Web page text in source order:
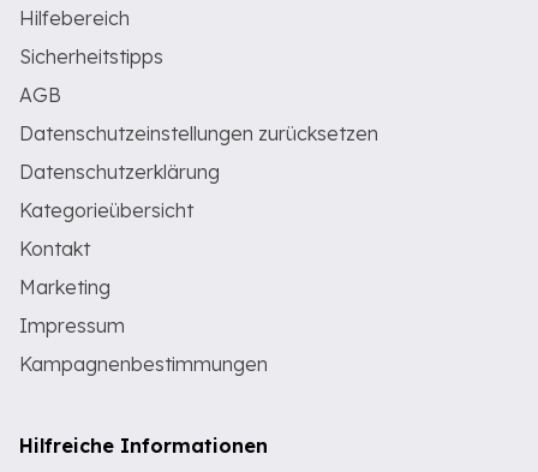
Hilfebereich
Sicherheitstipps
AGB
Datenschutzeinstellungen zurücksetzen
Datenschutzerklärung
Kategorieübersicht
Kontakt
Marketing
Impressum
Kampagnenbestimmungen
Hilfreiche Informationen